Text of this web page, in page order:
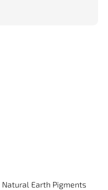
Natural Earth Pigments